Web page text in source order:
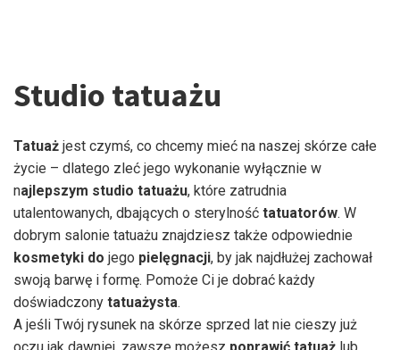
Studio tatuażu
Tatuaż jest czymś, co chcemy mieć na naszej skórze całe
życie – dlatego zleć jego wykonanie wyłącznie w
najlepszym studio tatuażu, które zatrudnia
utalentowanych, dbających o sterylność tatuatorów. W
dobrym salonie tatuażu znajdziesz także odpowiednie
kosmetyki do jego pielęgnacji, by jak najdłużej zachował
swoją barwę i formę. Pomoże Ci je dobrać każdy
doświadczony tatuażysta.
A jeśli Twój rysunek na skórze sprzed lat nie cieszy już